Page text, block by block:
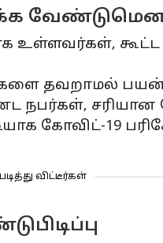
உள்ளவர்கள், கூட்ட
தவறாமல்
நபர்கள், சரியான
கோவிட்-19
விட்டீர்கள்